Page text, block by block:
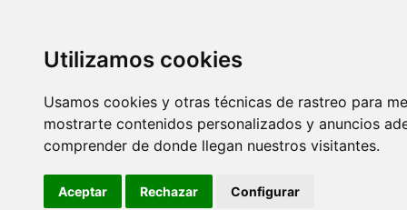
Utilizamos cookies
Usamos cookies y otras técnicas de rastreo para
mostrarte contenidos personalizados y anuncios
comprender de donde llegan nuestros visitantes.
Aceptar Rechazar Configurar